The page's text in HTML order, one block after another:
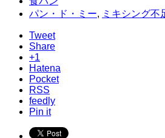
パン・ド・ミー, ミキシング不
Tweet
Share
+1
Hatena
Pocket
RSS
feedly
Pin it